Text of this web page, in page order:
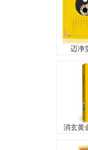
迈净
消玄黄